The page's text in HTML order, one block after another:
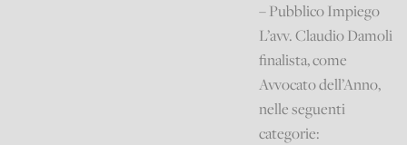
– Pubblico Impiego
L’avv. Claudio Damoli
finalista, come
Avvocato dell’Anno,
nelle seguenti
categorie: